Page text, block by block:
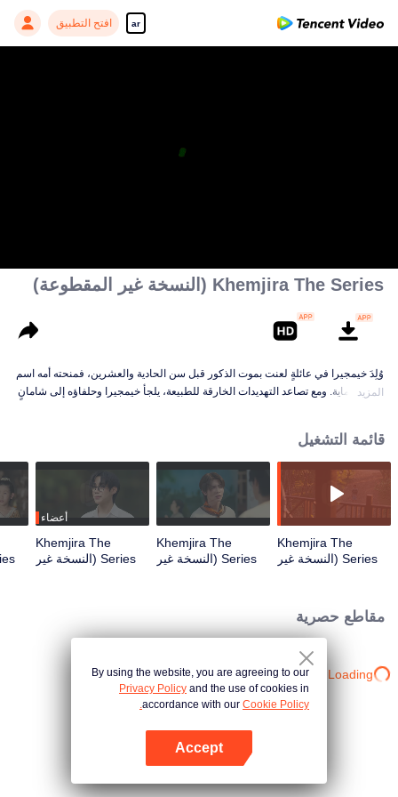
ar افتح التطبيق
Khemjira The Series (النسخة غير المقطوعة)
وُلِدَ خيمجيرا في عائلةٍ لعنت بموت الذكور قبل سن الحادية والعشرين، فمنحته أمه اسم
بنتٍ للحماية. ومع تصاعد التهديدات الخارقة للطبيعة، يلجأ خيمجيرا وحلفاؤه إلى شامانٍ
المزيد
قائمة التشغيل
Khemjira The
Series (النسخة غير
Khemjira The
Series (النسخة غير
أعضاء
Khemjira The
Series (النسخة غير
مقاطع حصرية
Loading…
By using the website, you are agreeing to our
Privacy Policy and the use of cookies in
accordance with our Cookie Policy.
Accept